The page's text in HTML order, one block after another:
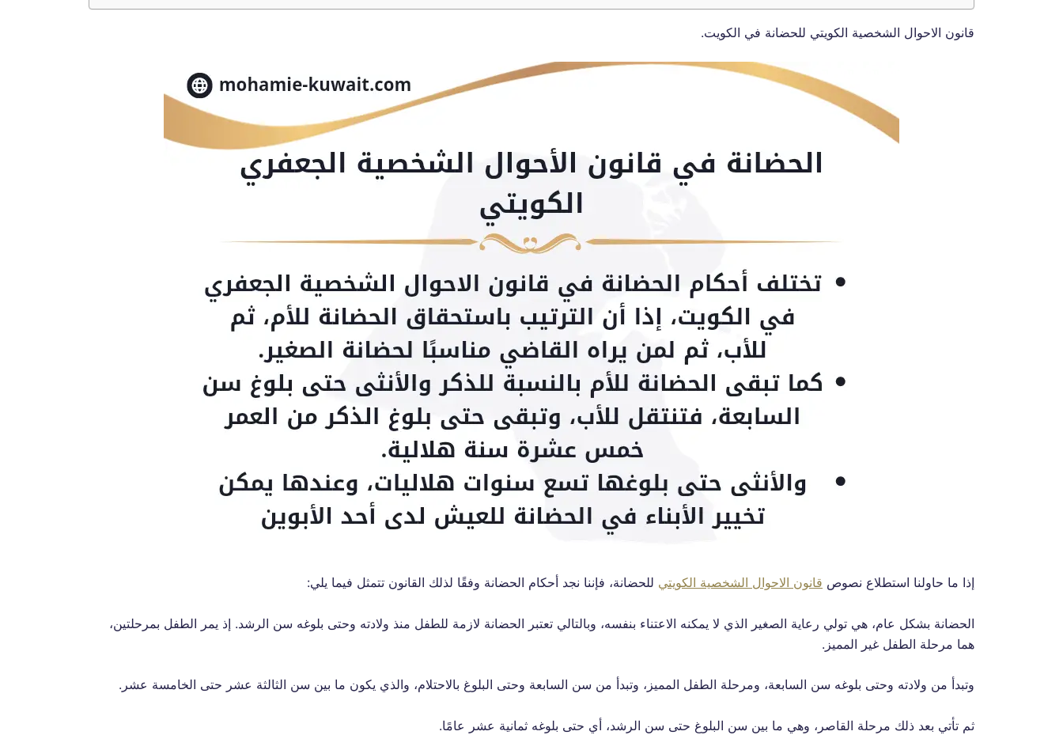
قانون الاحوال الشخصية الكويتي للحضانة في الكويت.
إذا ما حاولنا استطلاع نصوص قانون الاحوال الشخصية الكويتي للحضانة، فإننا نجد أحكام الحضانة وفقًا لذلك القانون تتمثل فيما يلي:
الحضانة بشكل عام، هي تولي رعاية الصغير الذي لا يمكنه الاعتناء بنفسه، وبالتالي تعتبر الحضانة لازمة للطفل منذ ولادته وحتى بلوغه سن الرشد. إذ يمر الطفل بمرحلتين،
هما مرحلة الطفل غير المميز.
وتبدأ من ولادته وحتى بلوغه سن السابعة، ومرحلة الطفل المميز، وتبدأ من سن السابعة وحتى البلوغ بالاحتلام، والذي يكون ما بين سن الثالثة عشر حتى الخامسة عشر.
ثم تأتي بعد ذلك مرحلة القاصر، وهي ما بين سن البلوغ حتى سن الرشد، أي حتى بلوغه ثمانية عشر عامًا.